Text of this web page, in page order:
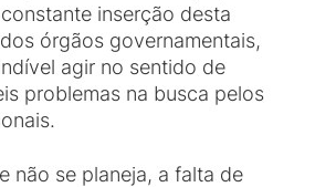
inserção desta
órgãos governamentais,
agir no sentido de
problemas na busca pelos
não se planeja, a falta de